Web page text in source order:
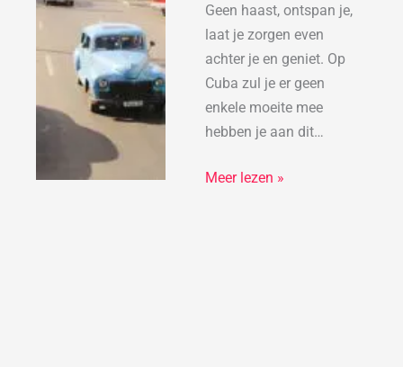
Geen haast, ontspan je,
laat je zorgen even
achter je en geniet. Op
Cuba zul je er geen
enkele moeite mee
hebben je aan dit…
naar
Cuba
Meer lezen »